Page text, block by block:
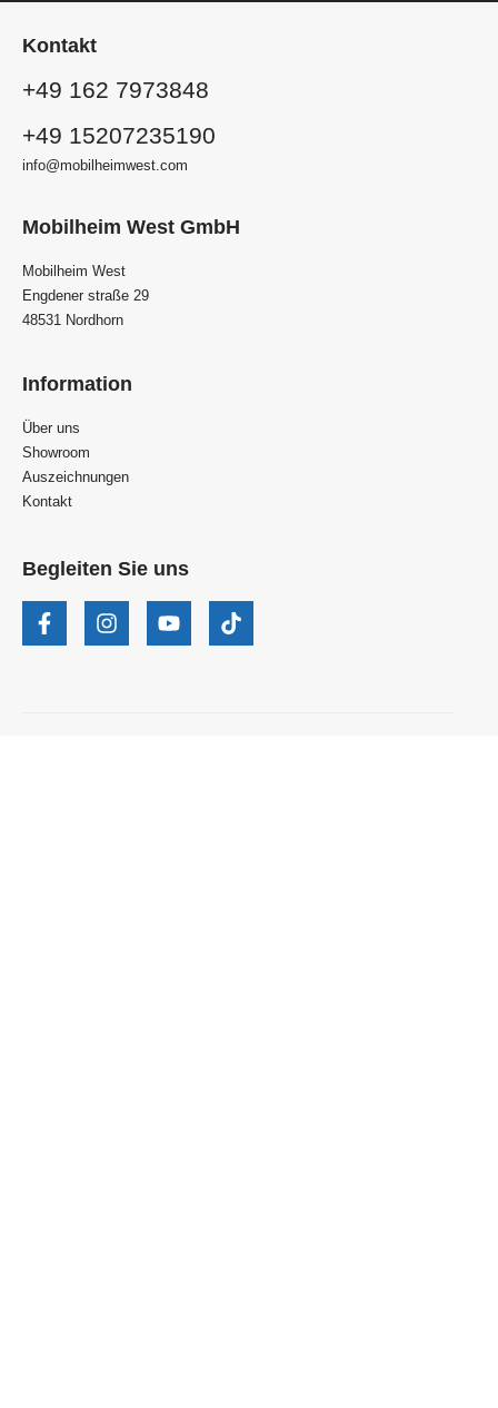
Kontakt
+49 162 7973848
+49 15207235190
info@mobilheimwest.com
Mobilheim West GmbH
Mobilheim West
Engdener straße 29
48531 Nordhorn
Information
Über uns
Showroom
Auszeichnungen
Kontakt
Begleiten Sie uns